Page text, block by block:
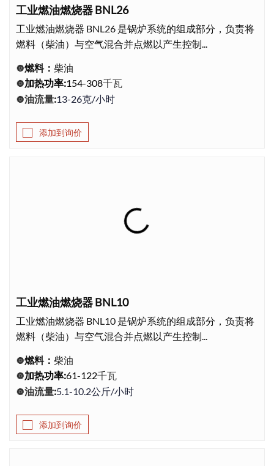
工业燃油燃烧器 BNL26
工业燃油燃烧器 BNL26 是锅炉系统的组成部分，负责将
燃料（柴油）与空气混合并点燃以产生控制...
🔘燃料： 柴油
🔘加热功率:154-308千瓦
🔘油流量:13-26克/小时
添加到询价
工业燃油燃烧器 BNL10
工业燃油燃烧器 BNL10 是锅炉系统的组成部分，负责将
燃料（柴油）与空气混合并点燃以产生控制...
🔘燃料： 柴油
🔘加热功率:61-122千瓦
🔘油流量:5.1-10.2公斤/小时
添加到询价